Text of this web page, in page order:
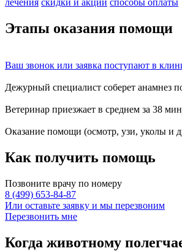
лечения скидки и акции способы оплаты
Этапы оказания помощи
Ваш звонок или заявка поступают в
Дежурный специалист соберет анамнез
Ветеринар приезжает в среднем за 38
Оказание помощи (осмотр, узи, уколы и
Как получить помощь
Позвоните врачу по номеру
8 (499) 653-84-87
Или оставьте заявку и мы перезвоним
Перезвонить мне
Когда животному